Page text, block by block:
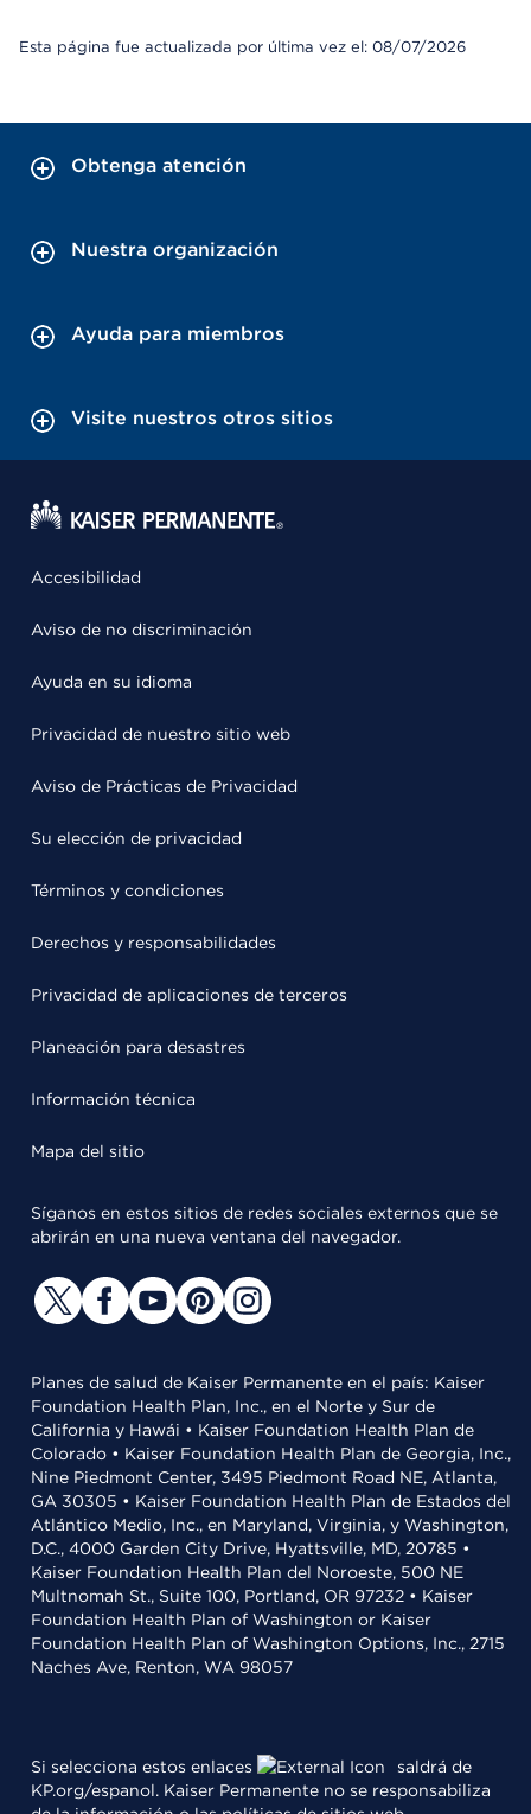
Esta página fue actualizada por última vez el: 08/07/2026
Obtenga atención
Nuestra organización
Ayuda para miembros
Visite nuestros otros sitios
Accesibilidad
Aviso de no discriminación
Ayuda en su idioma
Privacidad de nuestro sitio web
Aviso de Prácticas de Privacidad
Su elección de privacidad
Términos y condiciones
Derechos y responsabilidades
Privacidad de aplicaciones de terceros
Planeación para desastres
Información técnica
Mapa del sitio
Síganos en estos sitios de redes sociales externos que se
abrirán en una nueva ventana del navegador.
Planes de salud de Kaiser Permanente en el país: Kaiser
Foundation Health Plan, Inc., en el Norte y Sur de
California y Hawái • Kaiser Foundation Health Plan de
Colorado • Kaiser Foundation Health Plan de Georgia, Inc.,
Nine Piedmont Center, 3495 Piedmont Road NE, Atlanta,
GA 30305 • Kaiser Foundation Health Plan de Estados del
Atlántico Medio, Inc., en Maryland, Virginia, y Washington,
D.C., 4000 Garden City Drive, Hyattsville, MD, 20785 •
Kaiser Foundation Health Plan del Noroeste, 500 NE
Multnomah St., Suite 100, Portland, OR 97232 • Kaiser
Foundation Health Plan of Washington or Kaiser
Foundation Health Plan of Washington Options, Inc., 2715
Naches Ave, Renton, WA 98057
Si selecciona estos enlaces
saldrá de
KP.org/espanol. Kaiser Permanente no se responsabiliza